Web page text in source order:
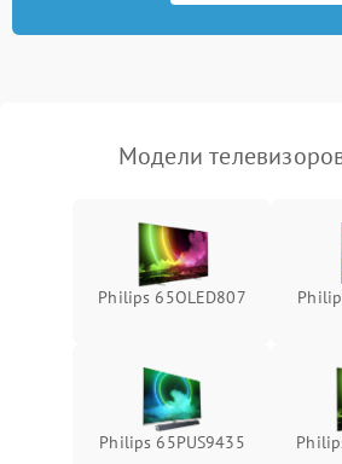
Модели
Philips 65OLED807
Philips 65PUS9435